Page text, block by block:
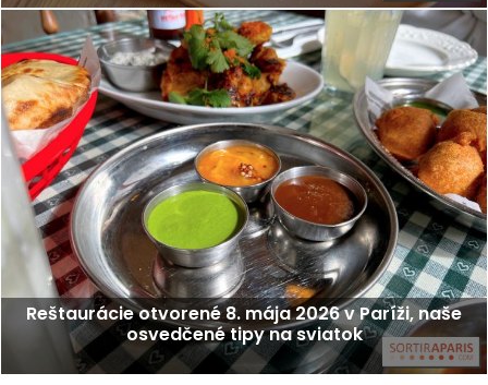
Reštaurácie otvorené 8. mája 2026 v Paríži, naše
osvedčené tipy na sviatok